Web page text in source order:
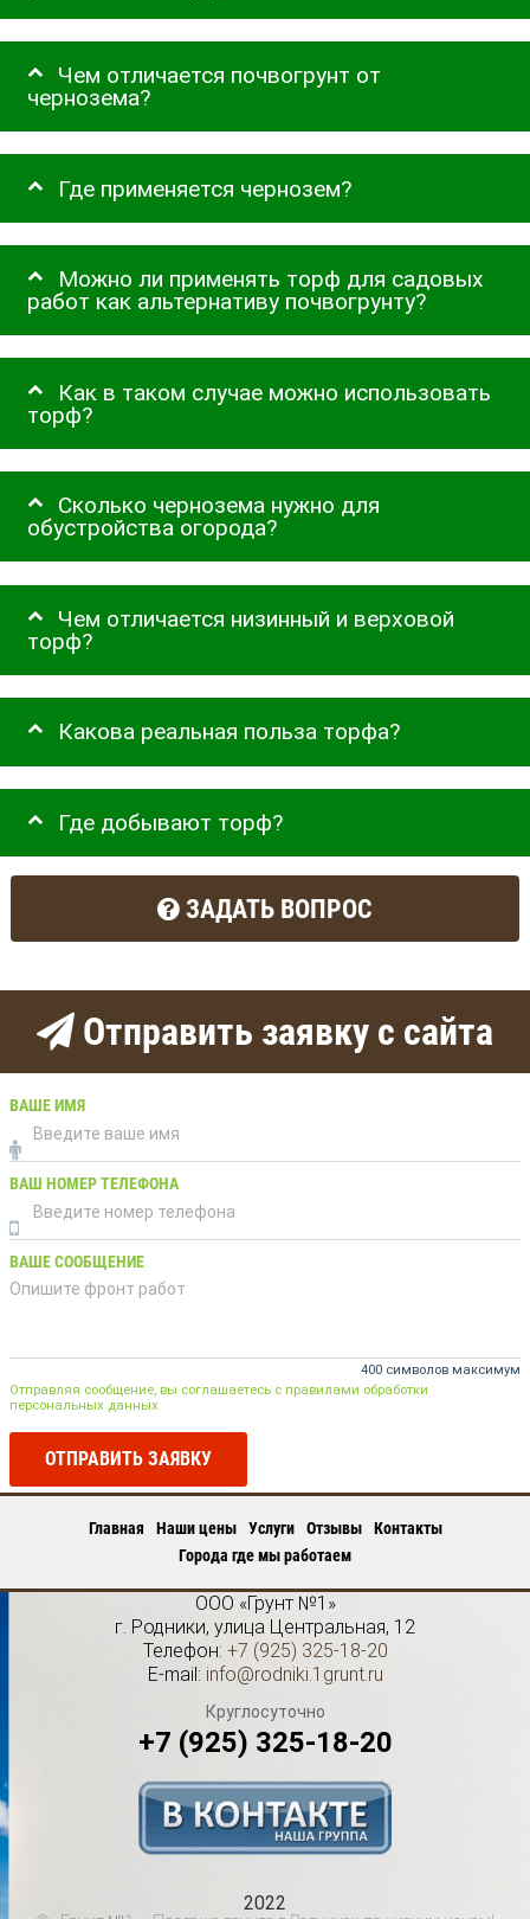
Чем отличается почвогрунт от
чернозема?
Где применяется чернозем?
Можно ли применять торф для садовых
работ как альтернативу почвогрунту?
Как в таком случае можно использовать
торф?
Сколько чернозема нужно для
обустройства огорода?
Чем отличается низинный и верховой
торф?
Какова реальная польза торфа?
Где добывают торф?
ЗАДАТЬ ВОПРОС
Отправить заявку с сайта
ВАШЕ ИМЯ
ВАШ НОМЕР ТЕЛЕФОНА
ВАШЕ СООБЩЕНИЕ
400 символов максимум
Отправляя сообщение, вы соглашаетесь с правилами обработки
персональных данных
ОТПРАВИТЬ ЗАЯВКУ
Главная Наши цены Услуги Отзывы
Контакты
Города где мы работаем
ООО «Грунт №1»
г. Родники, улица Центральная, 12
Телефон: +7 (925) 325-18-20
E-mail: info@rodniki.1grunt.ru
Круглосуточно
+7 (925) 325-18-20
2022